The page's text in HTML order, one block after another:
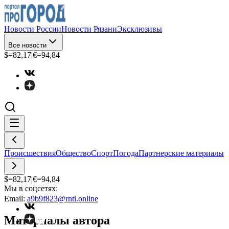
Новости РоссииНовости РязаниЭксклюзивы
Все новости
$=82,17|€=94,84
ПроисшествияОбществоСпортПогодаПартнерские материалы
$=82,17|€=94,84
Мы в соцсетях:
Email: a9b9f823@rnti.online
Материалы автора